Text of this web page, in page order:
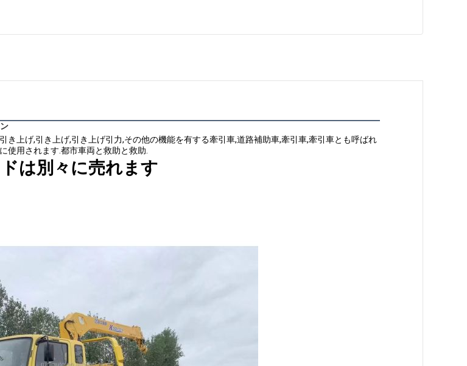
き上げ,引き上げ,引き上げ引力,その他の機能を有する牽引車,道路補助車,牽引車,牽引車とも呼ばれ
使用されます.都市車両と救助と救助.
は別々に売れます